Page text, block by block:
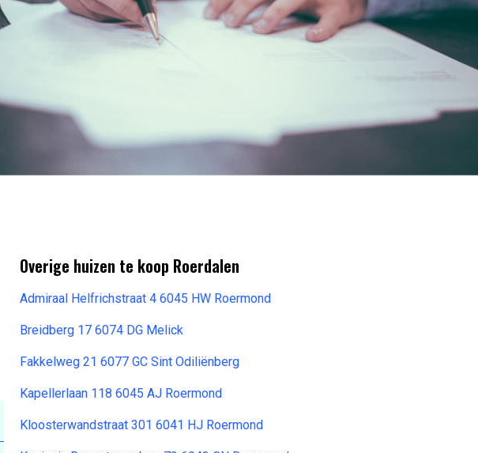
Overige huizen te koop Roerdalen
Admiraal Helfrichstraat 4 6045 HW Roermond
Breidberg 17 6074 DG Melick
Fakkelweg 21 6077 GC Sint Odiliënberg
Kapellerlaan 118 6045 AJ Roermond
Kloosterwandstraat 301 6041 HJ Roermond